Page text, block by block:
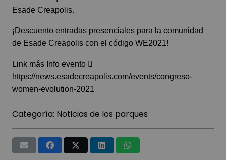
Esade Creapolis.
¡Descuento entradas presenciales para la comunidad
de Esade Creapolis con el código WE2021!
Link más Info evento 
https://news.esadecreapolis.com/events/congreso-
women-evolution-2021
Categoría: Noticias de los parques